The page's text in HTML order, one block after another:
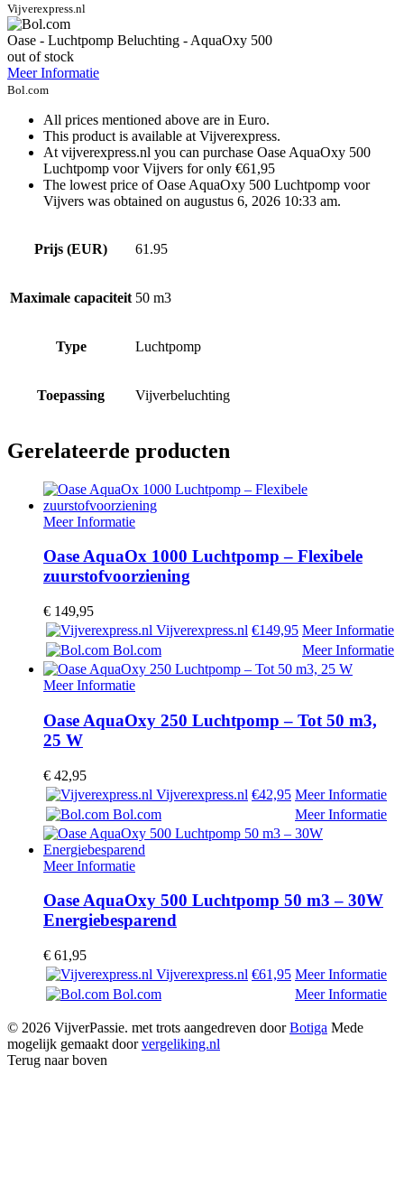
Vijverexpress.nl
Oase - Luchtpomp Beluchting - AquaOxy 500
out of stock
Meer Informatie
Bol.com
All prices mentioned above are in Euro.
This product is available at Vijverexpress.
At vijverexpress.nl you can purchase Oase AquaOxy 500
Luchtpomp voor Vijvers for only €61,95
The lowest price of Oase AquaOxy 500 Luchtpomp voor
Vijvers was obtained on augustus 6, 2026 10:33 am.
Prijs (EUR) 61.95
Maximale capaciteit 50 m3
Type Luchtpomp
Toepassing Vijverbeluchting
Gerelateerde producten
Meer Informatie
Oase AquaOx 1000 Luchtpomp – Flexibele
zuurstofvoorziening
€ 149,95
Vijverexpress.nl €149,95 Meer Informatie
Bol.com
Meer Informatie
Meer Informatie
Oase AquaOxy 250 Luchtpomp – Tot 50 m3,
25 W
€ 42,95
Vijverexpress.nl €42,95 Meer Informatie
Bol.com
Meer Informatie
Meer Informatie
Oase AquaOxy 500 Luchtpomp 50 m3 – 30W
Energiebesparend
€ 61,95
Vijverexpress.nl €61,95 Meer Informatie
Bol.com
Meer Informatie
© 2026 VijverPassie. met trots aangedreven doorBotiga Mede
mogelijk gemaakt doorvergeliking.nl
Terug naar boven